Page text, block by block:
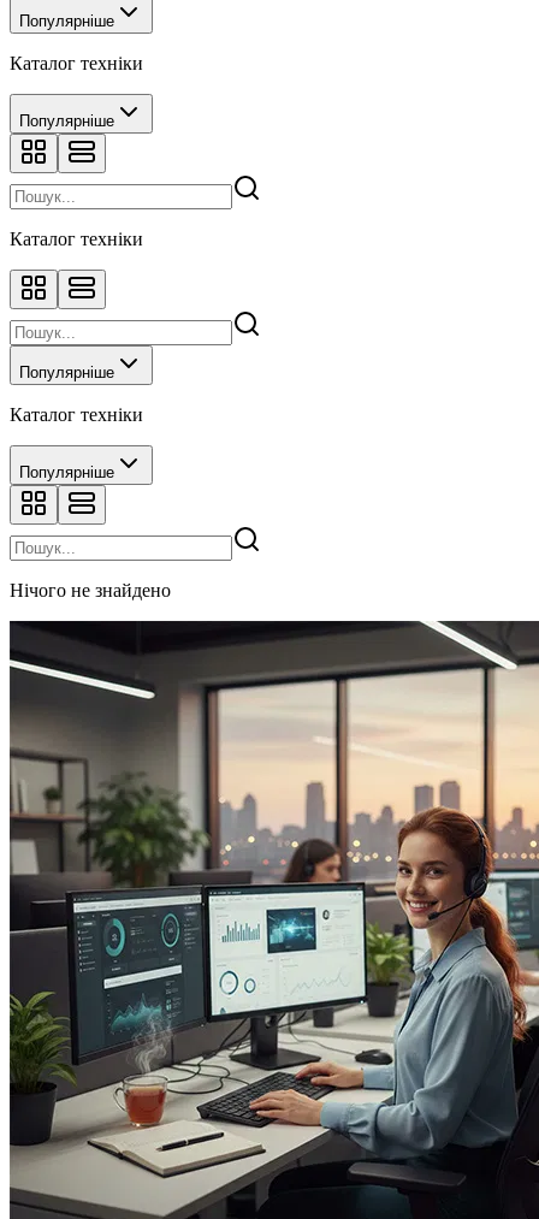
Популярніше
Каталог техніки
Популярніше
Каталог техніки
Популярніше
Каталог техніки
Популярніше
Нічого не знайдено